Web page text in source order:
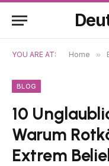
YOU ARE AT: Home »
BLOG
10
Warum
Extrem